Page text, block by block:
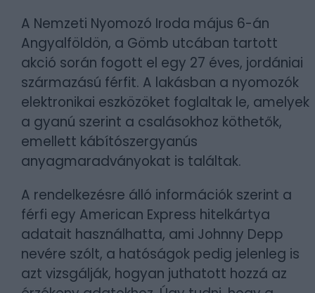
A Nemzeti Nyomozó Iroda május 6-án
Angyalföldön, a Gömb utcában tartott
akció során fogott el egy 27 éves, jordániai
származású férfit. A lakásban a nyomozók
elektronikai eszközöket foglaltak le, amelyek
a gyanú szerint a csalásokhoz köthetők,
emellett kábítószergyanús
anyagmaradványokat is találtak.
A rendelkezésre álló információk szerint a
férfi egy American Express hitelkártya
adatait használhatta, ami Johnny Depp
nevére szólt, a hatóságok pedig jelenleg is
azt vizsgálják, hogyan juthatott hozzá az